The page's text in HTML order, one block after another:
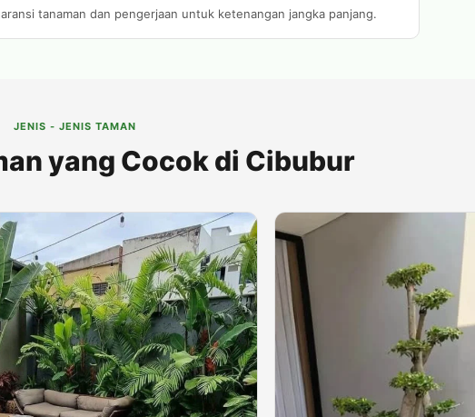
tanaman dan pengerjaan untuk ketenangan jangka panjang.
JENIS - JENIS TAMAN
yang Cocok di Cibubur